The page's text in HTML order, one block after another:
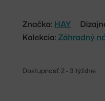
Značka: HAY
Kolekcia:Záhradný
Dostupnosť: 2 - 3 týždne